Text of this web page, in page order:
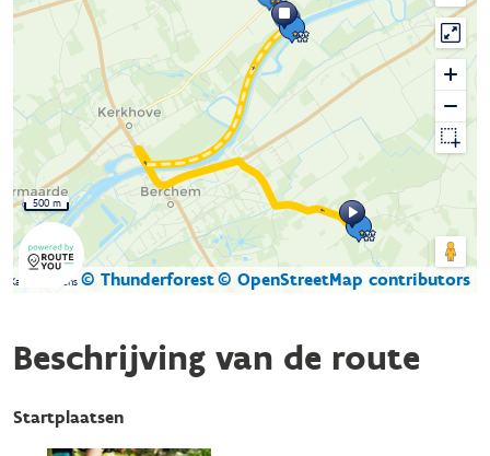
Kaartgegevens © Thunderforest© OpenStreetMap contributors
500 m
Beschrijving van de route
Startplaatsen